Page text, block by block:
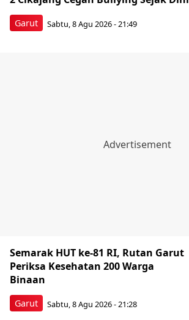
Garut Sabtu, 8 Agu 2026 - 21:49
Garut
Semarak HUT ke-81 RI, Rutan Garut
Periksa Kesehatan 200 Warga
Binaan
Sabtu, 8 Agu 2026 - 21:28